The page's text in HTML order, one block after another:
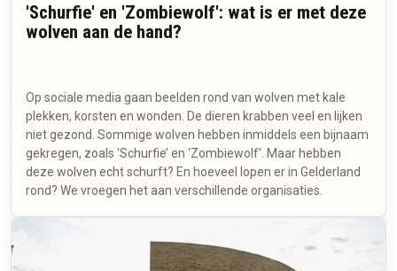
'Schurfie' en 'Zombiewolf': wat is er met deze
wolven aan de hand?
Op sociale media gaan beelden rond van wolven met kale
plekken, korsten en wonden. De dieren krabben veel en lijken
niet gezond. Sommige wolven hebben inmiddels een bijnaam
gekregen, zoals ‘Schurfie’ en ‘Zombiewolf’. Maar hebben
deze wolven echt schurft? En hoeveel lopen er in Gelderland
rond? We vroegen het aan verschillende organisaties.